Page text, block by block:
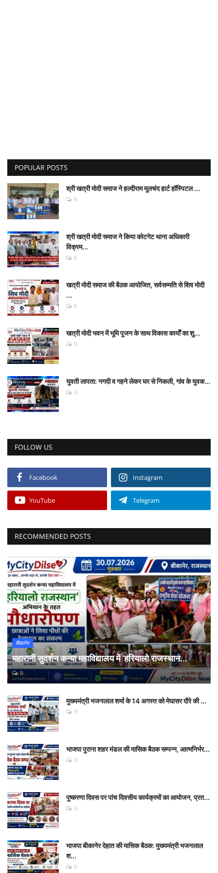
POPULAR POSTS
श्री खत्री मोदी समाज ने हल्दीराम मूलचंद हार्ट हॉस्पिटल ...
0
श्री खत्री मोदी समाज ने किया कोटगेट थाना अधिकारी
विक्रम...
0
खत्री मोदी समाज की बैठक आयोजित, सर्वसम्मति से शिव मोदी
...
0
खत्री मोदी भवन में भूमि पूजन के साथ विकास कार्यों का शु...
0
युवती लापता: नगदी व गहने लेकर घर से निकली, गांव के युवक...
0
FOLLOW US
Facebook Instagram
YouTube Telegram
RECOMMENDED POSTS
बीकानेर
महारानी सुदर्शन कन्या महाविद्यालय में ‘हरियालो राजस्थान...
0
मुख्यमंत्री भजनलाल शर्मा के 14 अगस्त को मेघासर दौरे की ...
0
भाजपा पुराना शहर मंडल की मासिक बैठक सम्पन्न, आत्मनिर्भर...
0
पुष्करणा दिवस पर पांच दिवसीय कार्यक्रमों का आयोजन, प्रत...
0
भाजपा बीकानेर देहात की मासिक बैठक: मुख्यमंत्री भजनलाल
श...
0